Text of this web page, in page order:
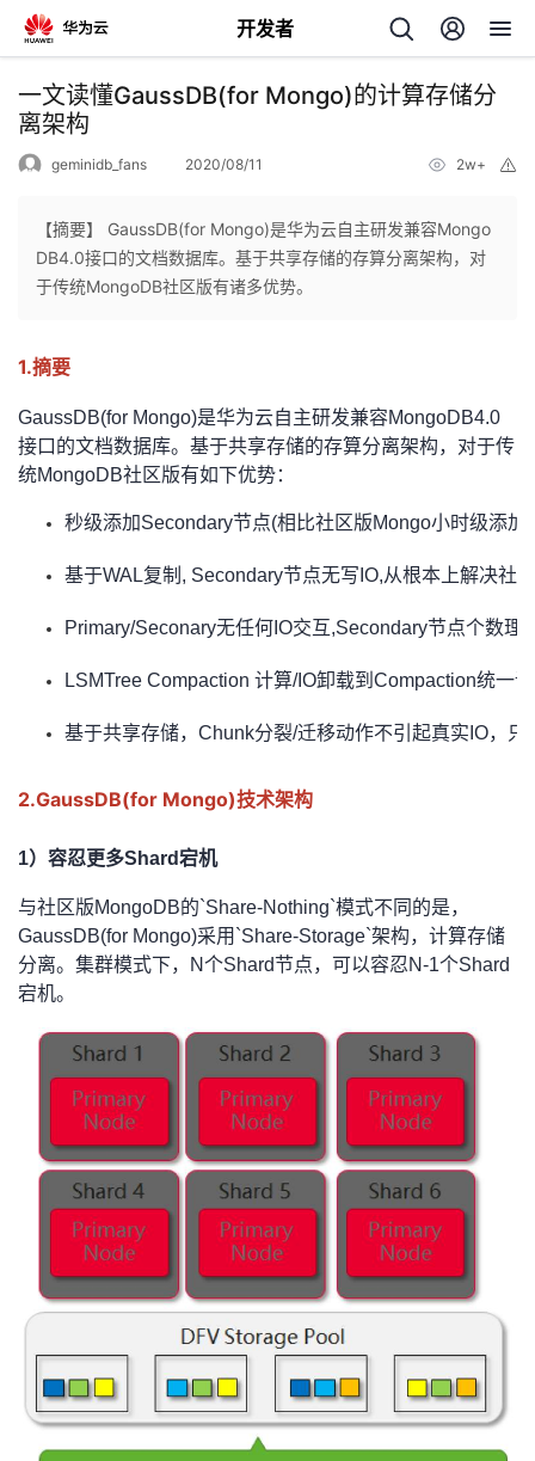
开发者
返
回
个
页
开
发
者
我
客
论
坛
的
圈
子
我
的
直
播
我
的
活
动
我
的
关
我
的
发
我
的
我
我
Programs
的
的
我
一文读懂GaussDB(for Mongo)的计算存储分
离架构
geminidb_fans 2020/08/11 2w+
【摘要】 GaussDB(for Mongo)是华为云自主研发兼容Mongo
DB4.0接口的文档数据库。基于共享存储的存算分离架构，对
于传统MongoDB社区版有诸多优势。
1.摘要
GaussDB(for Mongo)是华为云自主研发兼容MongoDB4.0
接口的文档数据库。基于共享存储的存算分离架构，对于传
统MongoDB社区版有如下优势：
秒级添加Secondary节点(相比社区版Mongo小时级添加
基于WAL复制, Secondary节点无写IO,从根本上解决社
Primary/Seconary无任何IO交互,Secondary节点个数理
LSMTree Compaction 计算/IO卸载到Compaction统一
基于共享存储，Chunk分裂/迁移动作不引起真实IO，
2.GaussDB(for Mongo)技术架构
1）容忍更多Shard宕机
与社区版MongoDB的`Share-Nothing`模式不同的是，
GaussDB(for Mongo)采用`Share-Storage`架构，计算存储
分离。集群模式下，N个Shard节点，可以容忍N-1个Shard
宕机。